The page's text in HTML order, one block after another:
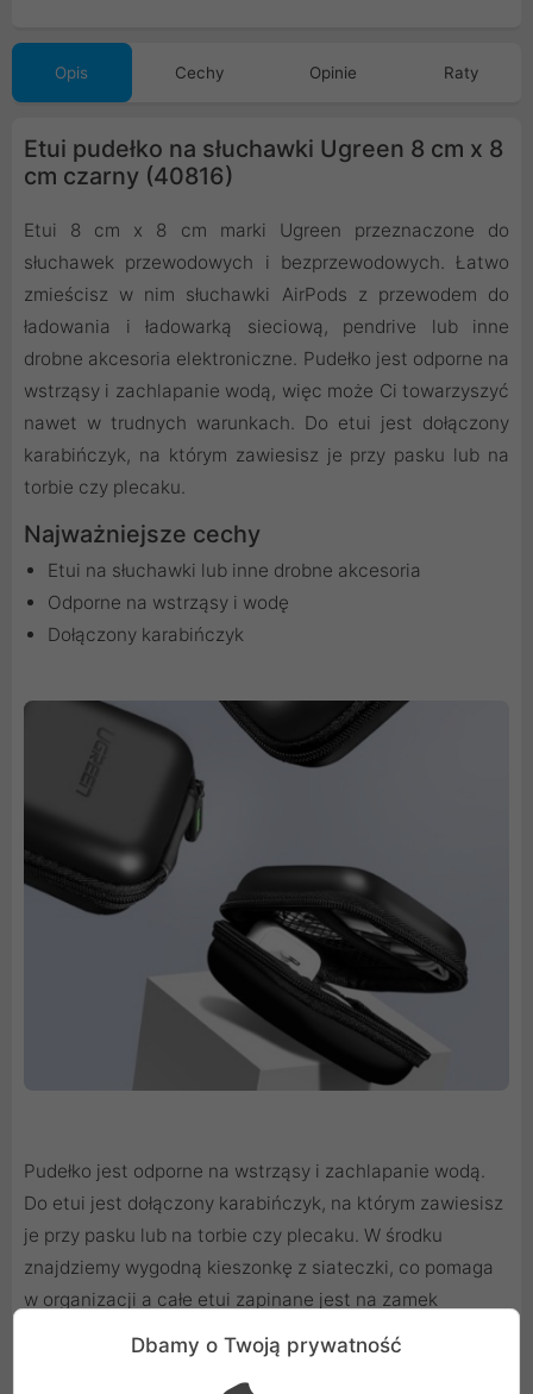
Opis Cechy Opinie Raty
Etui pudełko na słuchawki Ugreen 8 cm x 8
cm czarny (40816)
Etui 8 cm x 8 cm marki Ugreen przeznaczone do
słuchawek przewodowych i bezprzewodowych. Łatwo
zmieścisz w nim słuchawki AirPods z przewodem do
ładowania i ładowarką sieciową, pendrive lub inne
drobne akcesoria elektroniczne. Pudełko jest odporne na
wstrząsy i zachlapanie wodą, więc może Ci towarzyszyć
nawet w trudnych warunkach. Do etui jest dołączony
karabińczyk, na którym zawiesisz je przy pasku lub na
torbie czy plecaku.
Najważniejsze cechy
Etui na słuchawki lub inne drobne akcesoria
Odporne na wstrząsy i wodę
Dołączony karabińczyk
Pudełko jest odporne na wstrząsy i zachlapanie wodą.
Do etui jest dołączony karabińczyk, na którym zawiesisz
je przy pasku lub na torbie czy plecaku. W środku
znajdziemy wygodną kieszonkę z siateczki, co pomaga
w organizacji a całe etui zapinane jest na zamek
błyskawiczny.
Dbamy o Twoją prywatność